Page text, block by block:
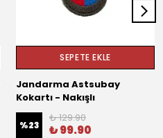
SEPETE EKLE
Jandarma Astsubay
Kokartı - Nakışlı
%23
₺ 129.90
₺ 99.90